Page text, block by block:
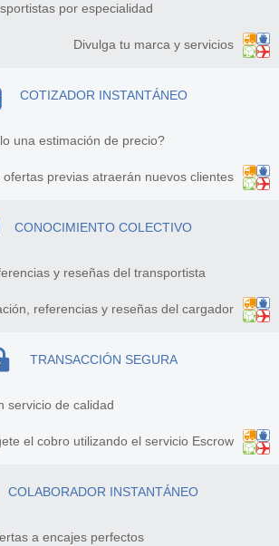
por especialidad
Divulga tu marca y servicios
COTIZADOR INSTANTÁNEO
una estimación de precio?
ofertas previas atraerán nuevos clientes
CONOCIMIENTO COLECTIVO
y reseñas del transportista
referencias y reseñas del cargador
TRANSACCIÓN SEGURA
servicio de calidad
el cobro utilizando el servicio Escrow
COLABORADOR INSTANTÁNEO
a encajes perfectos